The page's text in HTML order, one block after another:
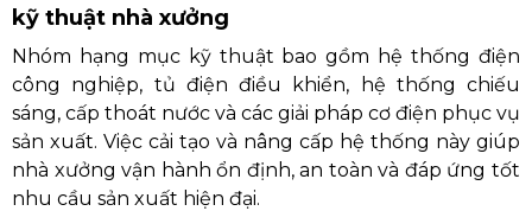
kỹ thuật nhà xưởng
Nhóm hạng mục kỹ thuật bao gồm hệ thống điện
công nghiệp, tủ điện điều khiển, hệ thống chiếu
sáng, cấp thoát nước và các giải pháp cơ điện phục vụ
sản xuất. Việc cải tạo và nâng cấp hệ thống này giúp
nhà xưởng vận hành ổn định, an toàn và đáp ứng tốt
nhu cầu sản xuất hiện đại.